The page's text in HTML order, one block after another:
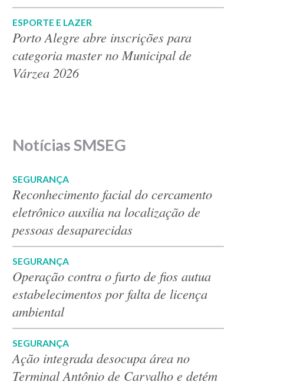
ESPORTE E LAZER
Porto Alegre abre inscrições para
categoria master no Municipal de
Várzea 2026
Notícias SMSEG
SEGURANÇA
Reconhecimento facial do cercamento
eletrônico auxilia na localização de
pessoas desaparecidas
SEGURANÇA
Operação contra o furto de fios autua
estabelecimentos por falta de licença
ambiental
SEGURANÇA
Ação integrada desocupa área no
Terminal Antônio de Carvalho e detém